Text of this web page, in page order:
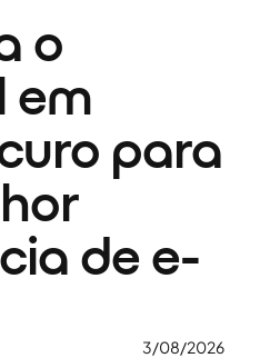
o
em
para
de e-
3/08/2026